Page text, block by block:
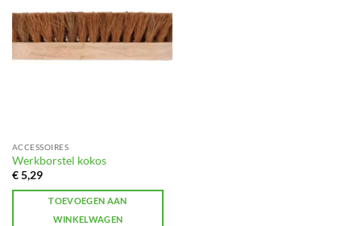
ACCESSOIRES
Werkborstel kokos
€5,29
TOEVOEGEN AAN
WINKELWAGEN